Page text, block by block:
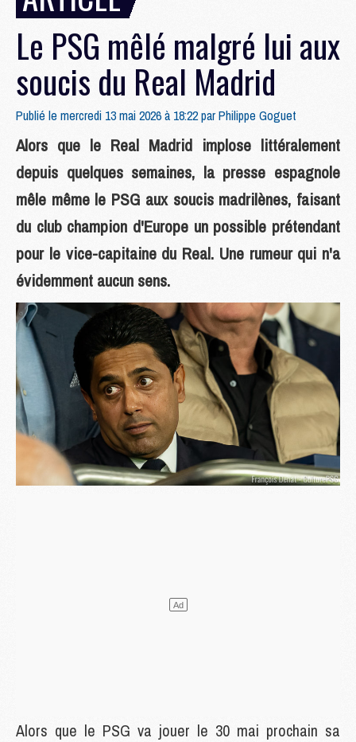
Le PSG mêlé malgré lui aux
soucis du Real Madrid
Publié le mercredi 13 mai 2026 à 18:22 parPhilippe Goguet
Alors que le Real Madrid implose littéralement
depuis quelques semaines, la presse espagnole
mêle même le PSG aux soucis madrilènes, faisant
du club champion d'Europe un possible prétendant
pour le vice-capitaine du Real. Une rumeur qui n'a
évidemment aucun sens.
Alors que le PSG va jouer le 30 mai prochain sa